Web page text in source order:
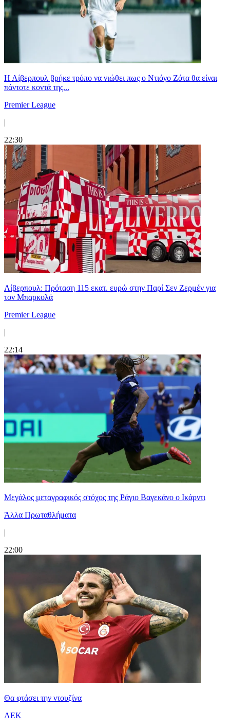
Η Λίβερπουλ βρήκε τρόπο να νιώθει πως ο Ντιόγο Ζότα θα είναι
πάντοτε κοντά της...
Premier League
|
22:30
Λίβερπουλ: Πρόταση 115 εκατ. ευρώ στην Παρί Σεν Ζερμέν για
τον Μπαρκολά
Premier League
|
22:14
Μεγάλος μεταγραφικός στόχος της Ράγιο Βαγεκάνο ο Ικάρντι
Άλλα Πρωταθλήματα
|
22:00
Θα φτάσει την ντουζίνα
ΑΕΚ